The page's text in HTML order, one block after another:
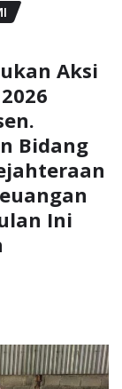
Aksi
Bidang
Ini